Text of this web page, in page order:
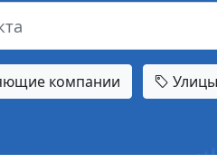
компании Улицы